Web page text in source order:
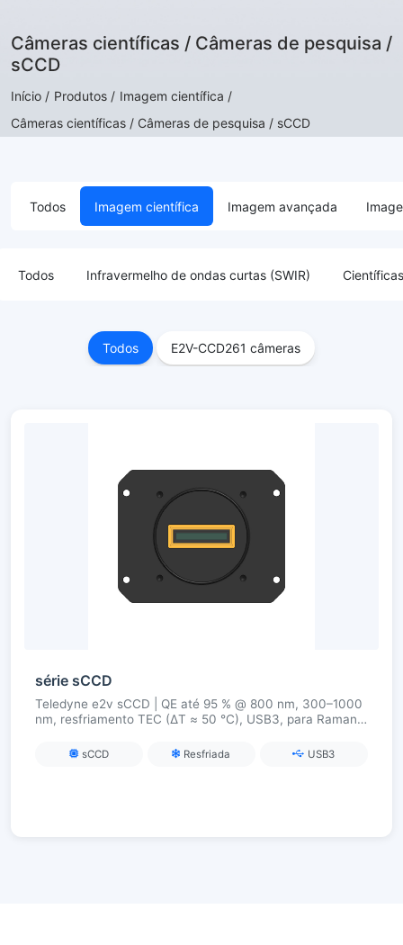
Câmeras científicas / Câmeras de pesquisa /
sCCD
Início / Produtos / Imagem científica /
Câmeras científicas / Câmeras de pesquisa / sCCD
Todos Imagem científica Imagem avançada
Todos Infravermelho de ondas curtas (SWIR)
Todos E2V-CCD261 câmeras
série sCCD
Teledyne e2v sCCD | QE até 95 % @ 800 nm, 300–1000
nm, resfriamento TEC (ΔT ≈ 50 °C), USB3, para Raman,
sCCD Resfriada USB3